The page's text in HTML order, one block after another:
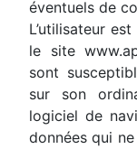
éventuels de
L’utilisateur
le site
sont
sur son
logiciel de
données qui